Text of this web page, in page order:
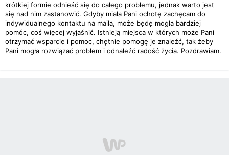
krótkiej formie odnieść się do całego problemu, jednak warto jest
się nad nim zastanowić. Gdyby miała Pani ochotę zachęcam do
indywidualnego kontaktu na maila, może będę mogła bardziej
pomóc, coś więcej wyjaśnić. Istnieją miejsca w których może Pani
otrzymać wsparcie i pomoc, chętnie pomogę je znaleźć, tak żeby
Pani mogła rozwiązać problem i odnaleźć radość życia. Pozdrawiam.